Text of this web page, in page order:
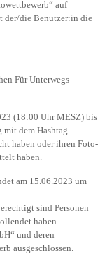
auf
der/die Benutzer:in die
Für Unterwegs
(18:00 Uhr MESZ) bis
dem Hashtag
haben oder ihren Foto-
haben.
am 15.06.2023 um
sind Personen
haben.
und deren
ausgeschlossen.